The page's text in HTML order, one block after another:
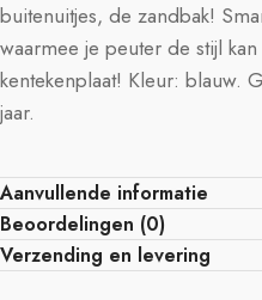
buitenuitjes, de zandbak!
waarmee je peuter de stijl
kentekenplaat! Kleur: blauw.
jaar.
Aanvullende informatie
Beoordelingen (0)
Verzending en levering